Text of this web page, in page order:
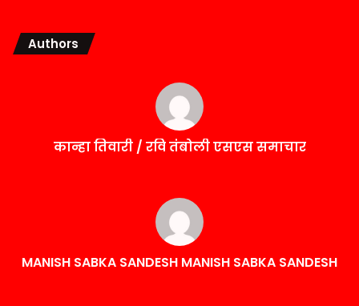
Authors
कान्हा तिवारी / रवि तंबोली एसएस समाचार
MANISH SABKA SANDESH MANISH SABKA SANDESH